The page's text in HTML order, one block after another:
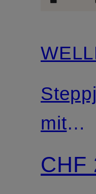
mit
CHF